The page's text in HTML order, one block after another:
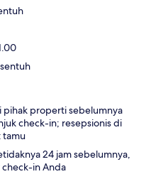
pihak properti sebelumnya
check-in; resepsionis di
tamu
24 jam sebelumnya,
in Anda